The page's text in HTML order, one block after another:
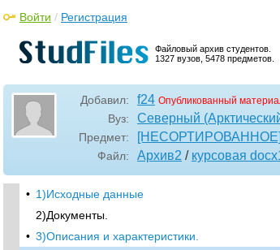
Файловый архив студентов.
1327 вузов, 5478 предметов.
Войти / Регистрация
Добавил: f24 Опубликованный
Вуз: Северный
Предмет: [НЕСОРТИРОВАННОЕ]
Файл: Архив2 / курсовая
• 1)Исходные данные
2)Документы.
• 3)Описания и характеристики.